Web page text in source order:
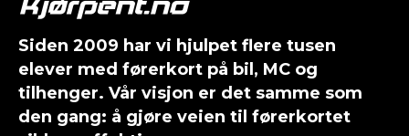
Siden 2009 har vi hjulpet flere tusen
elever med førerkort på bil, MC og
tilhenger. Vår visjon er det samme som
den gang: å gjøre veien til førerkortet